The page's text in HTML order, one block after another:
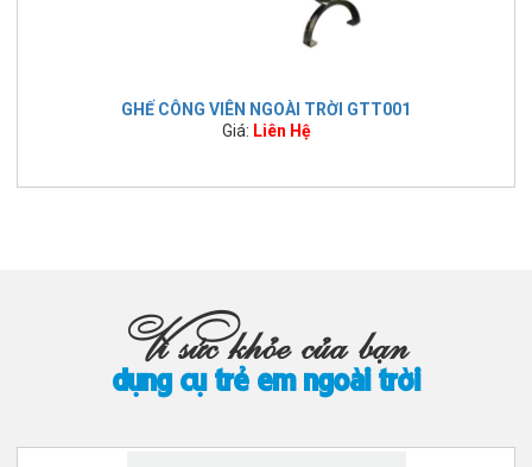
GHẾ CÔNG VIÊN NGOÀI TRỜI GTT001
Giá: Liên Hệ
Vì sức khỏe của bạn
dụng cụ trẻ em ngoài trời